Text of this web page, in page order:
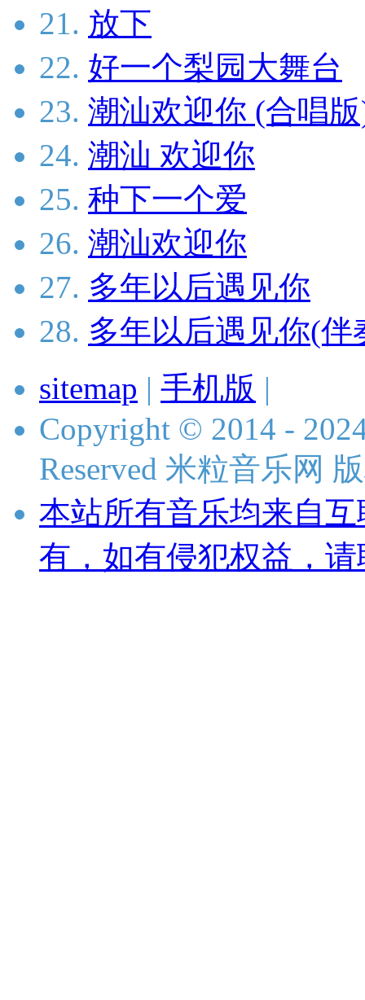
21. 放下
22. 好一个梨园大舞台
23. 潮汕欢迎你 (合唱
24. 潮汕 欢迎你
25. 种下一个爱
26. 潮汕欢迎你
27. 多年以后遇见你
28. 多年以后遇见你(伴
sitemap | 手机版 |
Copyright © 2014 -
Reserved 米粒音乐网
本站所有音乐均来自
有，如有侵犯权益，